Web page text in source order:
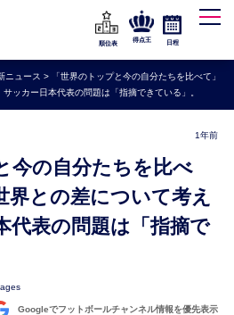
順位表
得点王 日程
ニュース >
「世界のトップと今の自分たちを比べて」
ッカー日本代表の問題は「指摘できている」。
1年前
界との差について考え
代表の問題は「指摘で
Googleでフットボールチャンネル情報を優先表示